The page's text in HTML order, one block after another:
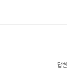
답변